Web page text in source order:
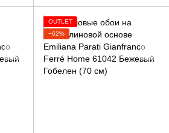
OUTLET
−62%